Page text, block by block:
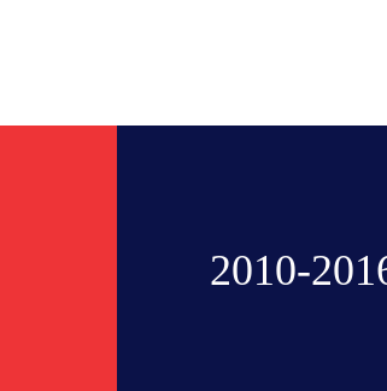
2010-